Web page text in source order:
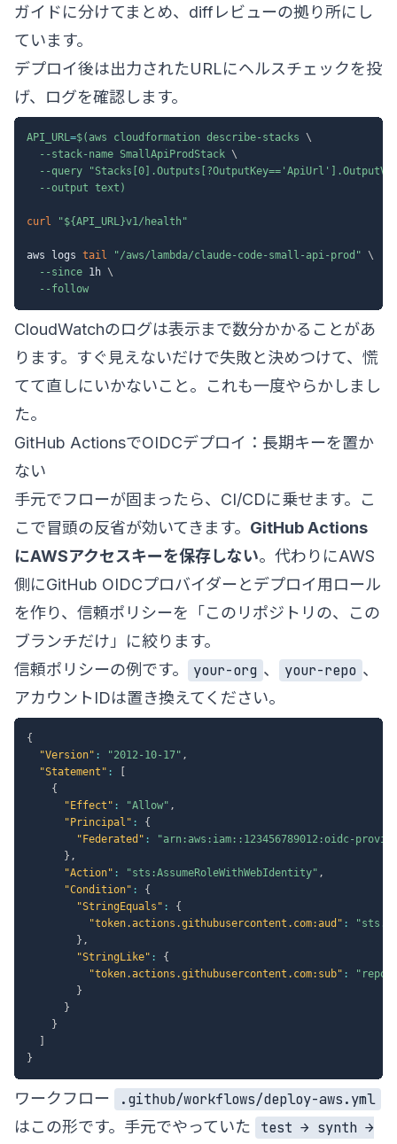
ガイドに分けてまとめ、diffレビューの拠り所にし
ています。
デプロイ後は出力されたURLにヘルスチェックを投
げ、ログを確認します。
API_URL=$( aws cloudformation describe-stacks \
  --stack-name SmallApiProdStack
\
--query
--output text )
curl "${API_URL}v1/health"
aws logs tail "/aws/lambda/claude-code-small-api-prod" \
--since 1h \
--follow
CloudWatchのログは表示まで数分かかることがあ
ります。すぐ見えないだけで失敗と決めつけて、慌
てて直しにいかないこと。これも一度やらかしまし
た。
GitHub ActionsでOIDCデプロイ：長期キーを置か
ない
手元でフローが固まったら、CI/CDに乗せます。こ
こで冒頭の反省が効いてきます。 GitHub Actions
にAWSアクセスキーを保存しない。代わりにAWS
側にGitHub OIDCプロバイダーとデプロイ用ロール
を作り、信頼ポリシーを「このリポジトリの、この
ブランチだけ」に絞ります。
信頼ポリシーの例です。
your-org 、 your-repo 、
アカウントIDは置き換えてください。
{
"Version" : "2012-10-17" ,
"Statement" :
{
"Effect" : "Allow" ,
"Principal" :
{
"Federated" :
"arn:aws:iam::123456789012:oidc-
} ,
"Action" : "sts:AssumeRoleWithWebIdentity" ,
"Condition" :
{
"StringEquals" :
{
"token.actions.githubusercontent.com:aud" :
} ,
"StringLike" :
{
"token.actions.githubusercontent.com:sub" :
}
}
}
}
ワークフロー
.github/workflows/deploy-aws.yml
はこの形です。手元でやっていた
test → synth →